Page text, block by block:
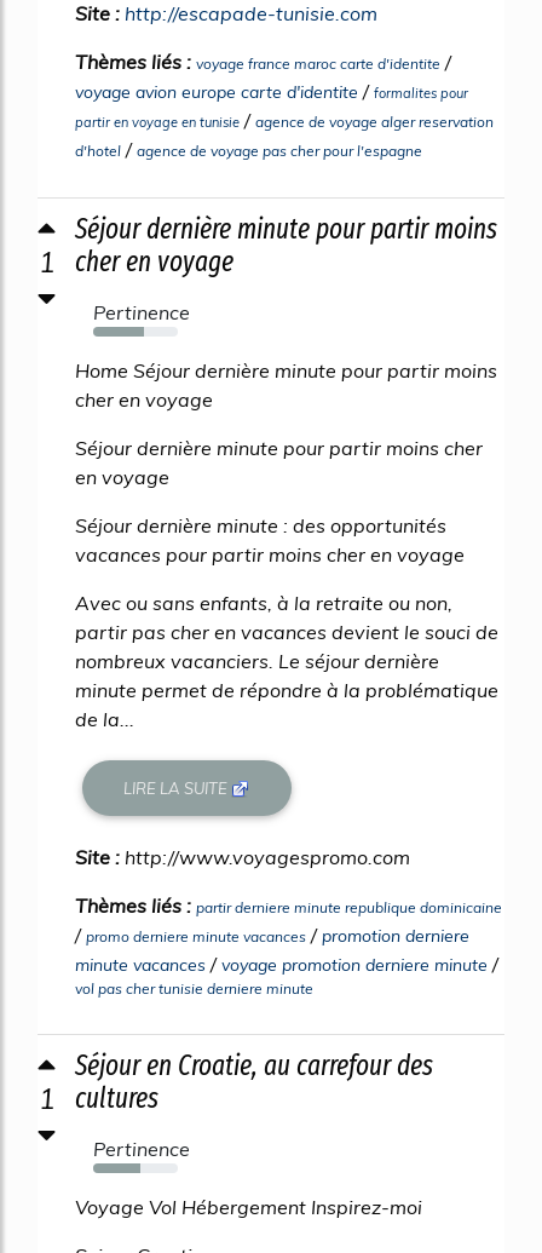
Site : http://escapade-tunisie.com
Thèmes liés : voyage france maroc carte d'identite /
voyage avion europe carte d'identite / formalites pour
partir en voyage en tunisie / agence de voyage alger reservation
d'hotel / agence de voyage pas cher pour l'espagne
1
Séjour dernière minute pour partir moins
cher en voyage
Pertinence
60%
Home Séjour dernière minute pour partir moins
cher en voyage
Séjour dernière minute pour partir moins cher
en voyage
Séjour dernière minute : des opportunités
vacances pour partir moins cher en voyage
Avec ou sans enfants, à la retraite ou non,
partir pas cher en vacances devient le souci de
nombreux vacanciers. Le séjour dernière
minute permet de répondre à la problématique
de la...
LIRE LA SUITE
Site : http://www.voyagespromo.com
Thèmes liés : partir derniere minute republique dominicaine
/ promo derniere minute vacances /promotion derniere
minute vacances /voyage promotion derniere minute /
vol pas cher tunisie derniere minute
1
Séjour en Croatie, au carrefour des
cultures
Pertinence
55%
Voyage Vol Hébergement Inspirez-moi